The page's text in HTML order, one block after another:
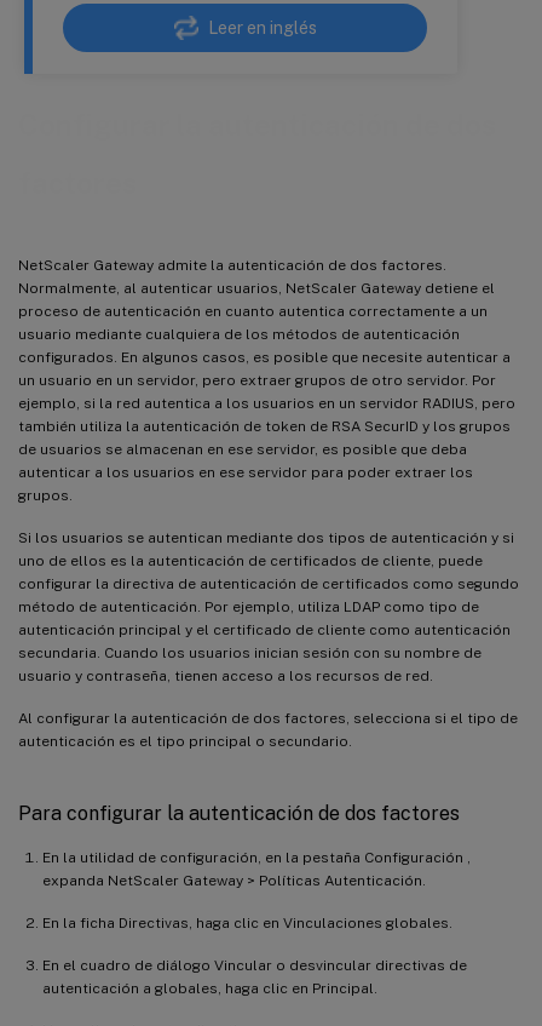
Leer en inglés
NetScaler Gateway admite la autenticación de dos factores.
Normalmente, al autenticar usuarios, NetScaler Gateway detiene el
proceso de autenticación en cuanto autentica correctamente a un
usuario mediante cualquiera de los métodos de autenticación
configurados. En algunos casos, es posible que necesite autenticar a
un usuario en un servidor, pero extraer grupos de otro servidor. Por
ejemplo, si la red autentica a los usuarios en un servidor RADIUS, pero
también utiliza la autenticación de token de RSA SecurID y los grupos
de usuarios se almacenan en ese servidor, es posible que deba
autenticar a los usuarios en ese servidor para poder extraer los
grupos.
Si los usuarios se autentican mediante dos tipos de autenticación y si
uno de ellos es la autenticación de certificados de cliente, puede
configurar la directiva de autenticación de certificados como segundo
método de autenticación. Por ejemplo, utiliza LDAP como tipo de
autenticación principal y el certificado de cliente como autenticación
secundaria. Cuando los usuarios inician sesión con su nombre de
usuario y contraseña, tienen acceso a los recursos de red.
Al configurar la autenticación de dos factores, selecciona si el tipo de
autenticación es el tipo principal o secundario.
Para configurar la autenticación de dos factores
En la utilidad de configuración, en la pestaña Configuración ,
expanda NetScaler Gateway > Políticas Autenticación.
En la ficha Directivas, haga clic en Vinculaciones globales.
En el cuadro de diálogo Vincular o desvincular directivas de
autenticación a globales, haga clic en Principal.